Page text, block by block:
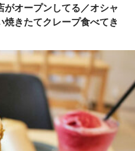
がオープンしてる／オシャ
焼きたてクレープ食べてき